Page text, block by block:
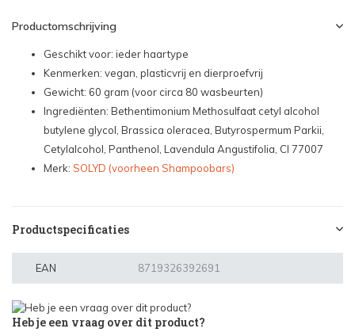
Productomschrijving
Geschikt voor: ieder haartype
Kenmerken: vegan, plasticvrij en dierproefvrij
Gewicht: 60 gram (voor circa 80 wasbeurten)
Ingrediënten: Bethentimonium Methosulfaat cetyl alcohol
butylene glycol, Brassica oleracea, Butyrospermum Parkii,
Cetylalcohol, Panthenol, Lavendula Angustifolia, CI 77007
Merk: SOLYD (voorheen Shampoobars)
Productspecificaties
EAN 8719326392691
Heb je een vraag over dit product?